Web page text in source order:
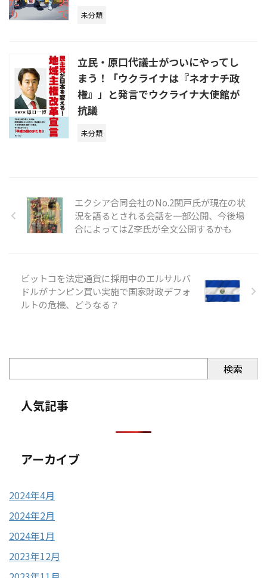
未分類
立民・原口代議士がついにやってし
まう！「ウクライナは『ネオナチ政
権』」と発言でウクライナ大使館が
抗議
未分類
エクシア合同会社のNo.2関戸氏が現在の状
況を語るとされる会話を一部公開、今後場
合によってはZ李氏が全文公開するかも
ビットコを法定通貨に採用中のエルサルバ
ドルがナンピン買い実施で国家財政デフォ
ルトの危機、どうなる？
検索
人気記事
アーカイブ
2024年4月
2024年2月
2024年1月
2023年12月